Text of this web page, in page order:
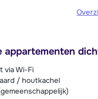
appartementen
via Wi-Fi
/ houtkachel